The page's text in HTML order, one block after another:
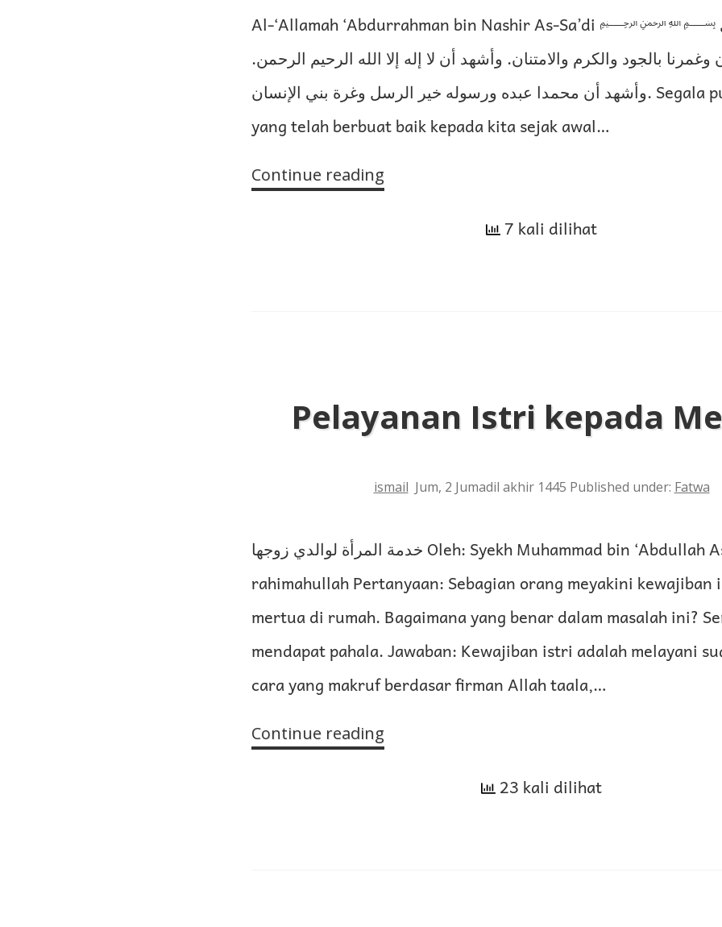
Al-‘Allamah ‘Abdurrahman bin Nashir As-Sa’di ﷽ الحمد لله الذي
وغمرنا بالجود والكرم والامتنان. وأشهد أن لا إله إلا الله الرحيم الرحمن.
وأشهد أن محمدا عبده ورسوله خير الرسل وغرة بني الإنسان. Segala puji bagi Allah
yang telah berbuat baik kepada kita sejak awal…
Continue reading
7 kali dilihat
Pelayanan Istri kepada
ismail Jum, 2 Jumadil akhir 1445 Published under: Fatwa
خدمة المرأة لوالدي زوجها Oleh: Syekh Muhammad bin ‘Abdullah As-Subayyil
rahimahullah Pertanyaan: Sebagian orang meyakini kewajiban
mertua di rumah. Bagaimana yang benar dalam masalah ini?
mendapat pahala. Jawaban: Kewajiban istri adalah melayani
cara yang makruf berdasar firman Allah taala,…
Continue reading
23 kali dilihat